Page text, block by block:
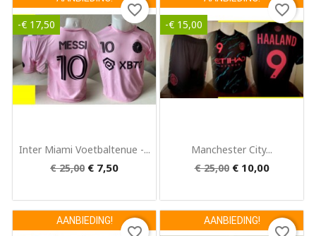
Snel bekijken
Inter Miami Voetbaltenue -...
€ 25,00 € 7,50
-€ 17,50
favorite_border
Snel bekijken
Manchester City...
€ 25,00 € 10,00
-€ 15,00
favorite_border
AANBIEDING! AANBIEDING!